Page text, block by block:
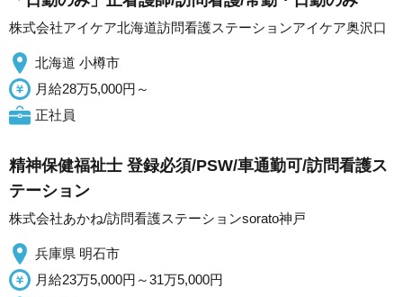
株式会社アイケア北海道訪問看護ステーションアイケア奥沢口
北海道 小樽市
月給28万5,000円～
正社員
精神保健福祉士 登録必須/PSW/車通勤可/訪問看護ス
テーション
株式会社あかね/訪問看護ステーションsorato神戸
兵庫県 明石市
月給23万5,000円～31万5,000円